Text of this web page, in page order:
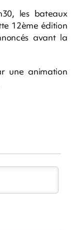
les bateaux
12ème édition
avant la
une animation